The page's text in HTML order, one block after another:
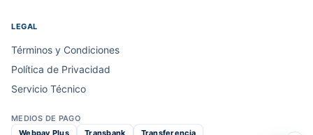
LEGAL
Términos y Condiciones
Política de Privacidad
Servicio Técnico
MEDIOS DE PAGO
Webpay Plus
Transbank Transferencia